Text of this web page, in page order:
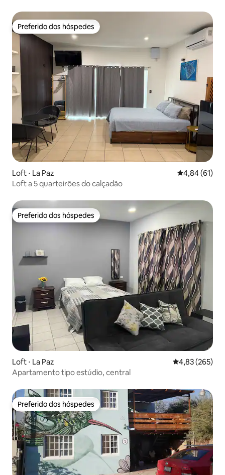
Preferido dos hóspedes
Preferido dos hóspedes
Loft ⋅ La Paz 4,84 de uma
4,84 (61)
Loft a 5 quarteirões do calçadão
Preferido dos hóspedes
Preferido dos hóspedes
Loft ⋅ La Paz 4,83 de uma
4,83 (265)
Apartamento tipo estúdio, central
Preferido dos hóspedes
Preferido dos hóspedes